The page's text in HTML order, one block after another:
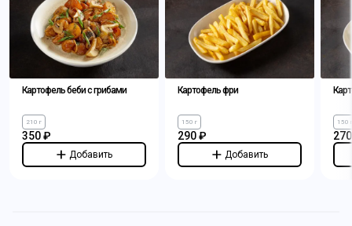
Картофель беби с грибами
210 г
350 ₽
Добавить
Картофель фри
150 г
290 ₽
Добавить
150 г